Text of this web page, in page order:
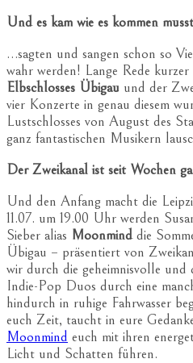
Und es kam wie es kommen
…sagten und sangen schon so
wahr werden! Lange Rede
Elbschlosses Übigau und der
vier Konzerte in genau diesem
Lustschlosses von August des
ganz fantastischen Musikern
Der Zweikanal ist seit Wochen
Und den Anfang macht die
11.07. um 19.00 Uhr werden
Sieber alias Moonminddie
Übigau – präsentiert von
wir durch die geheimnisvolle und
Indie-Pop Duos durch eine
hindurch in ruhige Fahrwasser
euch Zeit, taucht in eure
Moonmind euch mit ihren
Licht und Schatten führen.